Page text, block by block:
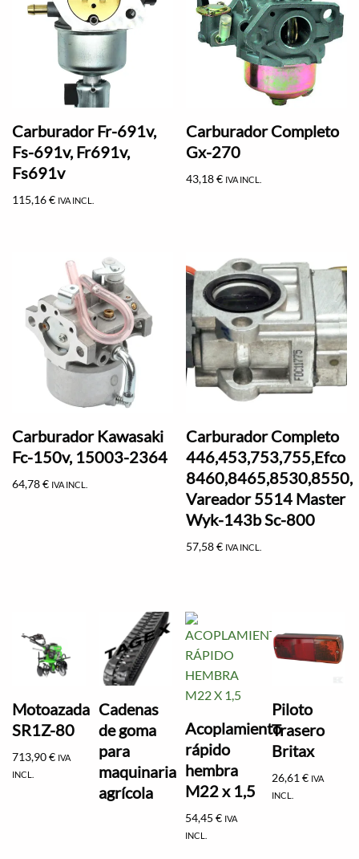
Carburador Fr-691v,
Fs-691v, Fr691v,
Fs691v
115,16€ IVA INCL.
Carburador Completo
Gx-270
43,18€ IVA INCL.
Carburador Kawasaki
Fc-150v, 15003-2364
64,78€ IVA INCL.
Carburador Completo
446,453,753,755,Efco
8460,8465,8530,8550,
Vareador 5514 Master
Wyk-143b Sc-800
57,58€ IVA INCL.
Motoazada
SR1Z-80
713,90€ IVA
INCL.
Cadenas
de goma
para
maquinaria
agrícola
Acoplamiento
rápido
hembra
M22 x 1,5
54,45€ IVA
INCL.
Piloto
Trasero
Britax
26,61€ IVA
INCL.